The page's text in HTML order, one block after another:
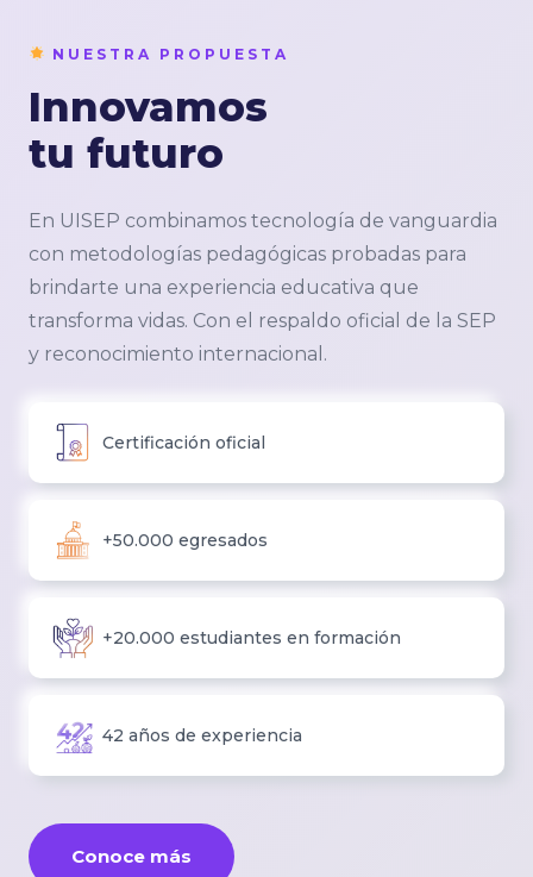
NUESTRA PROPUESTA
Innovamos
tu futuro
En UISEP combinamos tecnología de vanguardia
con metodologías pedagógicas probadas para
brindarte una experiencia educativa que
transforma vidas. Con el respaldo oficial de la SEP
y reconocimiento internacional.
Certificación oficial
+50.000 egresados
+20.000 estudiantes en formación
42 años de experiencia
Conoce más